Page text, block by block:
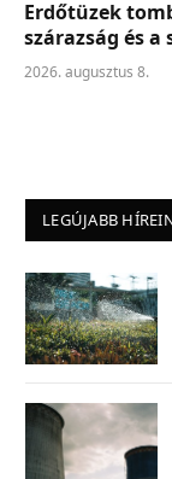
Erdőtüzek
szárazság és
2026. augusztus 8.
LEGÚJABB